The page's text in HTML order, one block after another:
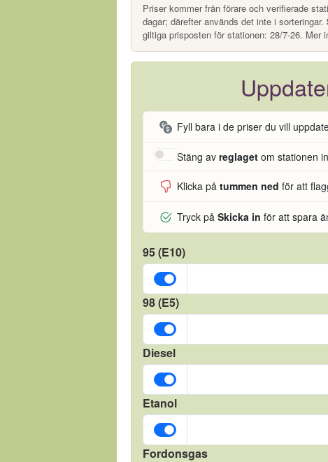
Priser kommer från förare och verifierade
dagar; därefter används det inte i sorteringar.
giltiga prisposten för stationen: 28/7-26. Mer
Fyll bara i de priser du vill
Stäng av reglaget om stationen
Klicka på tummen ned för att
Tryck på Skicka in för att spara
95 (E10)
98 (E5)
Diesel
Etanol
Fordonsgas